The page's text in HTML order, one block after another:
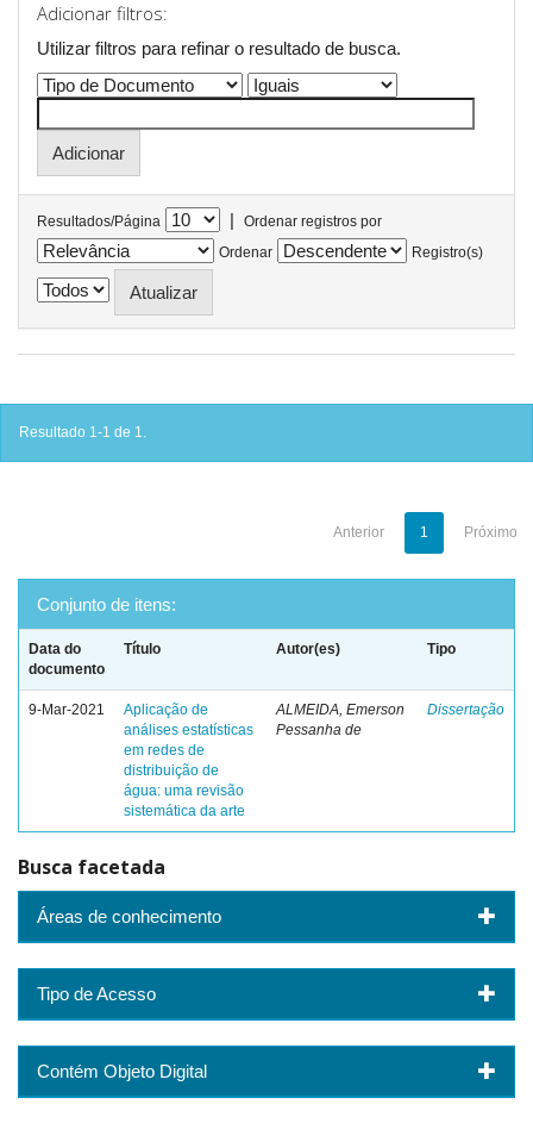
Adicionar filtros:
Utilizar filtros para refinar o resultado de busca.
Resultados/Página |
Ordenar registros por
Ordenar
Registro(s)
Resultado 1-1 de 1.
Anterior 1 Próximo
Conjunto de itens:
Data do
documento
Título Autor(es) Tipo
9-Mar-2021
Aplicação de
análises estatísticas
em redes de
distribuição de
água: uma revisão
sistemática da arte
ALMEIDA, Emerson
Pessanha de
Dissertação
Busca facetada
Áreas de conhecimento
Tipo de Acesso
Contém Objeto Digital